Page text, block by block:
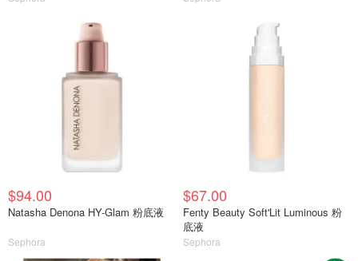
$94.00
Natasha Denona HY-Glam 粉底液
Sephora
$67.00
Fenty Beauty Soft'Lit Luminous 粉
底液
Sephora